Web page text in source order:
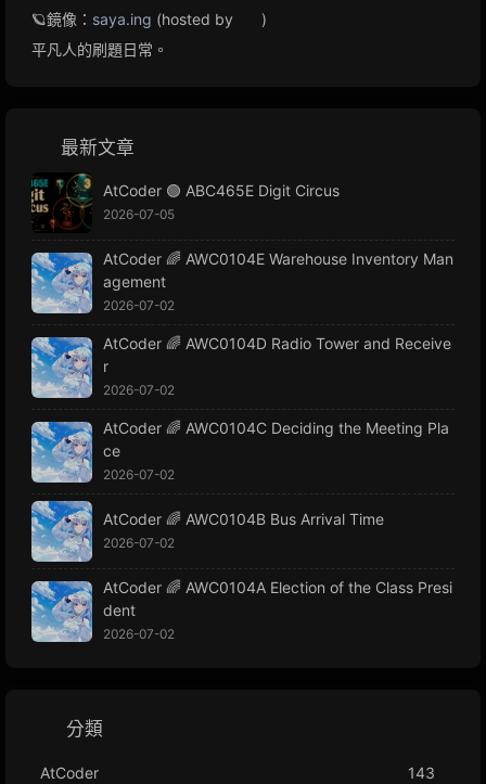
🪐鏡像： saya.ing (hosted by
)
平凡人的刷題日常。
最新文章
AtCoder 🟢 ABC465E Digit Circus
2026-07-05
AtCoder 🌈 AWC0104E Warehouse Inventory Man
agement
2026-07-02
AtCoder 🌈 AWC0104D Radio Tower and Receive
r
2026-07-02
AtCoder 🌈 AWC0104C Deciding the Meeting Pla
ce
2026-07-02
AtCoder 🌈 AWC0104B Bus Arrival Time
2026-07-02
AtCoder 🌈 AWC0104A Election of the Class Presi
dent
2026-07-02
分類
AtCoder
143